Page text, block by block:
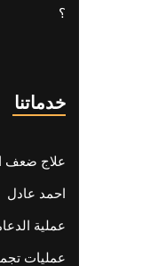
خدماتنا
احمد عادل
عملية
عمليات
؟